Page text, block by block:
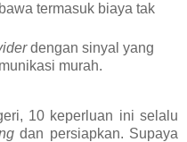
termasuk biaya tak
dengan sinyal yang
murah.
10 keperluan ini selalu
dan persiapkan. Supaya